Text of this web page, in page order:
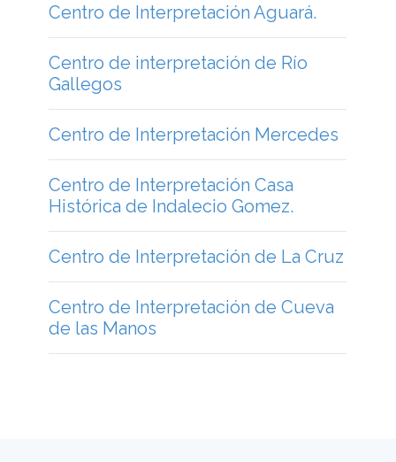
Centro de Interpretación Aguará.
Centro de interpretación de Río
Gallegos
Centro de Interpretación Mercedes
Centro de Interpretación Casa
Histórica de Indalecio Gomez.
Centro de Interpretación de La Cruz
Centro de Interpretación de Cueva
de las Manos